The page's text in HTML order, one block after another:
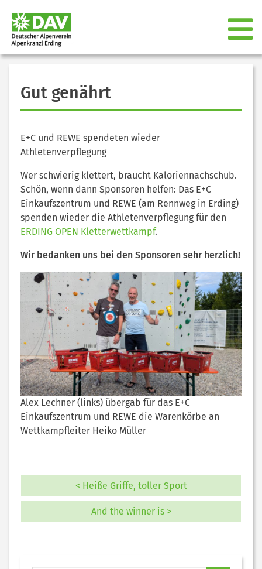
Gut genährt
E+C und REWE spendeten wieder
Athletenverpflegung
Wer schwierig klettert, braucht Kaloriennachschub.
Schön, wenn dann Sponsoren helfen: Das E+C
Einkaufszentrum und REWE (am Rennweg in Erding)
spenden wieder die Athletenverpflegung für den
ERDING OPEN Kletterwettkampf.
Wir bedanken uns bei den Sponsoren sehr herzlich!
Alex Lechner (links) übergab für das E+C
Einkaufszentrum und REWE die Warenkörbe an
Wettkampfleiter Heiko Müller
< Heiße Griffe, toller Sport
And the winner is >